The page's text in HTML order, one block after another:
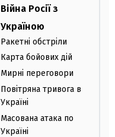
Війна Росії з
Україною
Ракетні обстріли
Карта бойових дій
Мирні переговори
Повітряна тривога в
Україні
Масована атака по
Україні